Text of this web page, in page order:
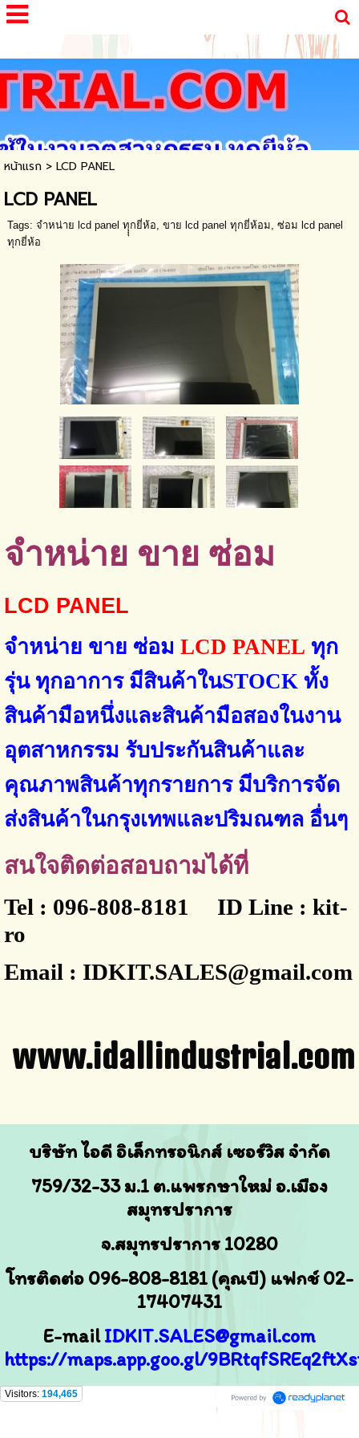
google-site-verification=oIrhOd5rmKXY4Cg78A-
CAG6GfCLcmmt5tElxggt1J7g
หน้าแรก> LCD PANEL
LCD PANEL
Tags: จำหน่าย lcd panel ทุุุกยี่ห้อ, ขาย lcd panel ทุกยี่ห้อม, ซ่อม lcd panel
ทุกยี่ห้อ
จำหน่าย ขาย ซ่อม
LCD PANEL
จำหน่าย ขาย ซ่อม LCD PANEL ทุก
รุ่น ทุกอาการ มีสินค้าในSTOCK ทั้ง
สินค้ามือหนึ่งและสินค้ามือสองในงาน
อุตสาหกรรม รับประกันสินค้าและ
คุณภาพสินค้าทุกรายการ มีบริการจัด
ส่งสินค้าในกรุงเทพและปริมณฑล อื่นๆ
สนใจติดต่อสอบถามได้ที่
Tel : 096-808-8181 ID Line : kit-
ro
Email : IDKIT.SALES@gmail.com
www.idallindustrial.com
บริษัท ไอดี อิเล็กทรอนิกส์ เซอร์วิส จำกัด
759/32-33ม.1 ต.แพรกษาใหม่ อ.เมือง
สมุทรปราการ
จ.สมุทรปราการ 10280
โทรติดต่อ 096-808-8181 (คุณบี) แฟกช์ 02-
17407431
E-mailIDKIT.SALES@gmail.com
https://maps.app.goo.gl/
Visitors: 194,465